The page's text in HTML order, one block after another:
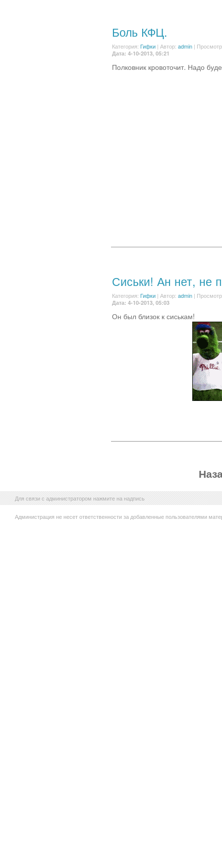
Боль КФЦ.
Категория: Гифки | Автор: admin |
Дата: 4-10-2013, 05:21
Полковник кровоточит. Надо
Сиськи! Ан нет, не
Категория: Гифки | Автор: admin |
Дата: 4-10-2013, 05:03
Он был близок к сиськам!
Для связи с администратором нажмите на надпись
Администрация не несет ответственности за добавленные пользователями